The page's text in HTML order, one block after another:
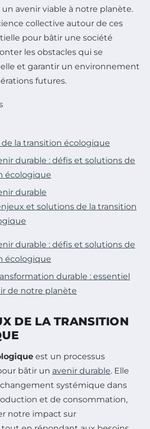
un avenir viable à notre planète.
collective autour de ces
pour bâtir une société
les obstacles qui se
et garantir un environnement
futures.
de la transition écologique
durable : défis et solutions de
écologique
durable
et solutions de la transition
durable : défis et solutions de
écologique
durable : essentiel
de notre planète
DE LA TRANSITION
est un processus
bâtir un avenir durable. Elle
systémique dans
et de consommation,
notre impact sur